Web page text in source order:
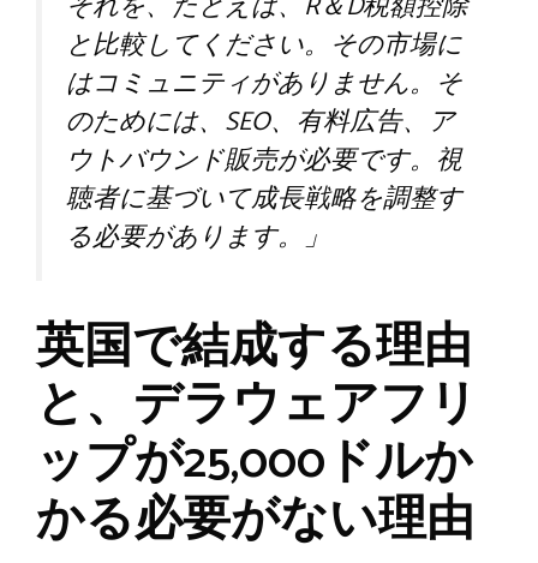
と比較してください。その市場に
はコミュニティがありません。そ
のためには、SEO、有料広告、ア
ウトバウンド販売が必要です。視
聴者に基づいて成長戦略を調整す
る必要があります。」
英国で結成する理由
と、デラウェアフリ
ップが25,000ドルか
かる必要がない理由